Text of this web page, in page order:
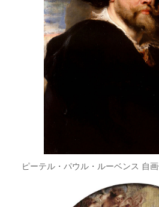
ピーテル・パウル・ルーベンス 自